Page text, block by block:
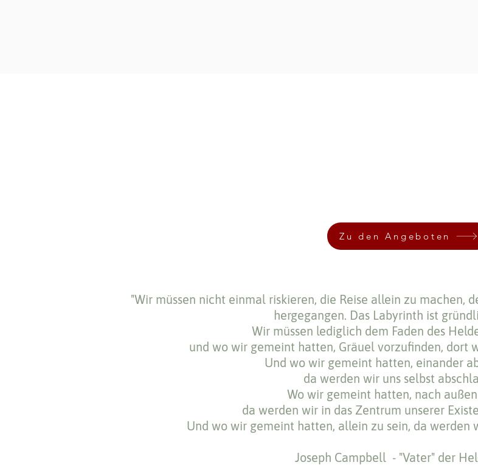
Zu den Angeboten
"Wir müssen nicht einmal riskieren, die Reise allein zu machen,
hergegangen. Das Labyrinth ist
Wir müssen lediglich dem Faden des
und wo wir gemeint hatten, Gräuel vorzufinden, dort
Und wo wir gemeint hatten, einander
da werden wir uns selbst
Wo wir gemeint hatten, nach
da werden wir in das Zentrum unserer
Und wo wir gemeint hatten, allein zu sein, da werden
Joseph Campbell - "Vater" der